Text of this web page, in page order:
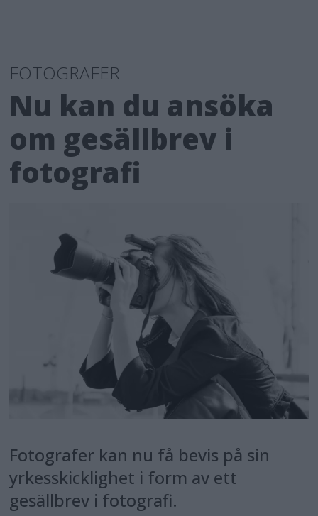
FOTOGRAFER
Nu kan du ansöka
om gesällbrev i
fotografi
Fotografer kan nu få bevis på sin
yrkesskicklighet i form av ett
gesällbrev i fotografi.